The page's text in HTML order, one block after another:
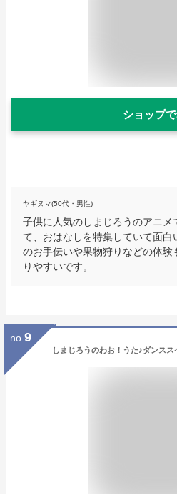
ショップ
ヤギヌマ(50代・男性)
子供に人気のしまじろうのアニ
て、おはなしを特集していて面
のお手伝いや果物狩りなどの体験
りやすいです。
no. 9